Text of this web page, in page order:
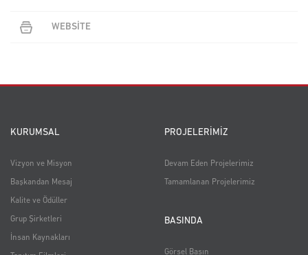
WEBSİTE
KURUMSAL
Vizyon ve Misyon
Başkandan Mesaj
Kalite ve Ödüller
Grup Şirketleri
İnsan Kaynakları
PROJELERİMİZ
Devam Eden Projelerimiz
Tamamlanan Projelerimiz
BASINDA
Görsel Basın